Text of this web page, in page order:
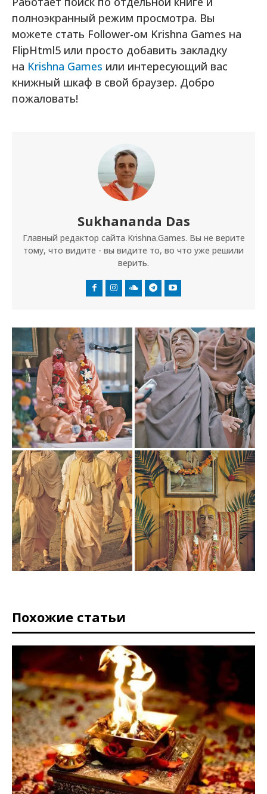
Похожие статьи
полноэкранный режим просмотра. Вы
можете стать Follower-ом Krishna Games на
FlipHtml5 или просто добавить закладку
на Krishna Games или интересующий вас
книжный шкаф в свой браузер. Добро
пожаловать!
Sukhananda Das
Главный редактор сайта Krishna.Games. Вы не верите
тому, что видите - вы видите то, во что уже решили
верить.